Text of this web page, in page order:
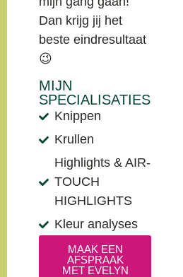
Dan krijg jij het
beste eindresultaat
😉
MIJN
SPECIALISATIES
Knippen
Krullen
Highlights & AIR-
TOUCH
HIGHLIGHTS
Kleur analyses
MAAK EEN
AFSPRAAK
MET EVELYN